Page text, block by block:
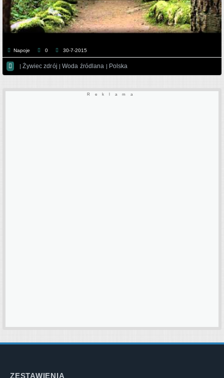
Napoje 0 30-7-2015
 |Żywiec zdrój |Woda źródlana | Polska
Reklama
ZESTAWIENIA